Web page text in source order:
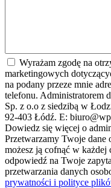
Wyrażam zgodę na
marketingowych
na podany przeze mnie
telefonu. Administratorem
Sp. z o.o z siedzibą w
92-403 Łódź. E:
Dowiedz się więcej o
Przetwarzamy Twoje dane
możesz ją cofnąć w
odpowiedź na Twoje
przetwarzania danych
prywatności i polityce